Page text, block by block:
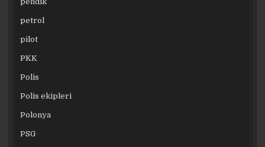
petrol
pilot
PKK
Polis
Polis ekipleri
Polonya
PSG